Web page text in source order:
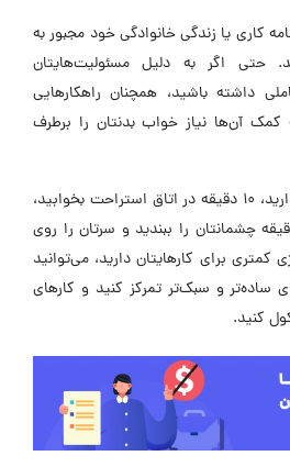
کاری یا زندگی خانوادگی خود مجبور به
حتی اگر به دلیل مسئولیت‌هایتان
داشته باشید، همچنان راهکارهایی
کمک آن‌ها نیاز خواب بدنتان را برطرف
اگر بعدازظهر انرژی کمتری دارید، 10 دقیقه در اتاق استراحت بخوابید،
چشمانتان را ببندید و سرتان را روی
کمتری برای کارهایتان دارید، می‌توانید
ساده‌تر و سبک‌تر تمرکز کنید و کارهای
کنید.